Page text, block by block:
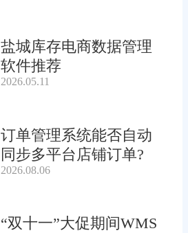
盐城库存电商数据管理
软件推荐
2026.05.11
订单管理系统能否自动
同步多平台店铺订单?
2026.08.06
“双十一”大促期间WMS